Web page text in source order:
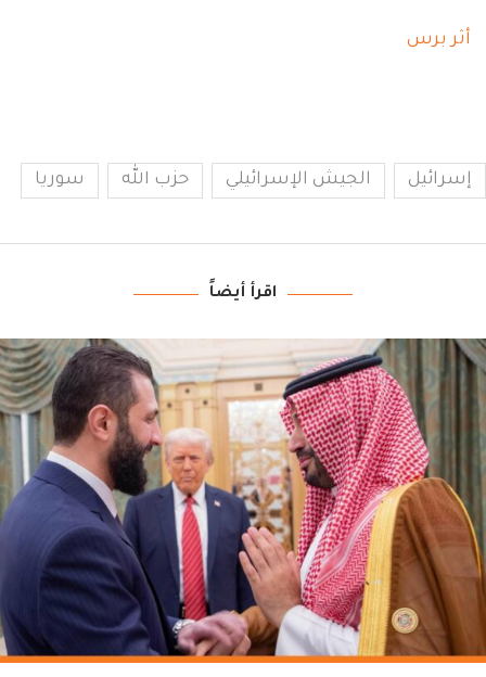
أثر برس
إسرائيل الجيش الإسرائيلي حزب الله سوريا
اقرأ أيضاً